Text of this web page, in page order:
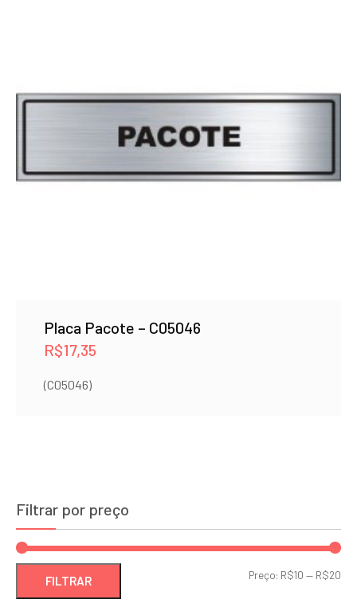
Placa Pacote – C05046
R$17,35
(C05046)
Filtrar por preço
FILTRAR Preço: R$10 — R$20